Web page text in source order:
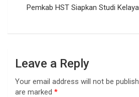
Pemkab HST Siapkan Studi
Leave a Reply
Your email address will not be
are marked *